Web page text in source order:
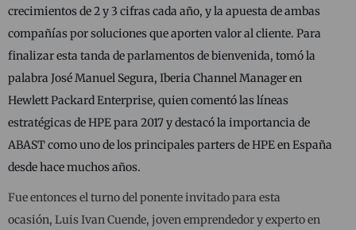
crecimientos de 2 y 3 cifras cada año, y la apuesta de ambas
compañías por soluciones que aporten valor al cliente. Para
finalizar esta tanda de parlamentos de bienvenida, tomó la
palabra José Manuel Segura, Iberia Channel Manager en
Hewlett Packard Enterprise, quien comentó las líneas
estratégicas de HPE para 2017 y destacó la importancia de
ABAST como uno de los principales parters de HPE en España
desde hace muchos años.
Fue entonces el turno del ponente invitado para esta
ocasión, Luis Ivan Cuende, joven emprendedor y experto en